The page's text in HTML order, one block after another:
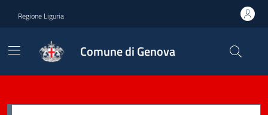
Regione Liguria
Comune di Genova